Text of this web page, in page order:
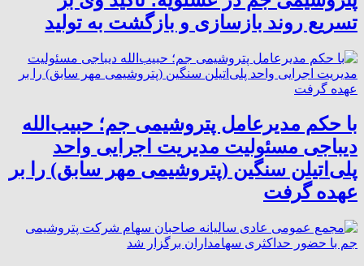
تسریع روند بازسازی و بازگشت به تولید
با حکم مدیرعامل پتروشیمی جم؛ حبیب‌الله
دیباجی مسئولیت مدیریت اجرایی واحد
پلی‌اتیلن سنگین (پتروشیمی مهر سابق) را بر
عهده گرفت